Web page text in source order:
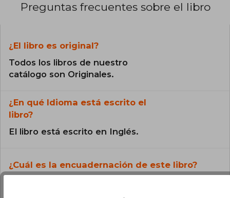
Preguntas frecuentes sobre el libro
¿El libro es original?
Todos los libros de nuestro
catálogo son Originales.
¿En qué Idioma está escrito el
libro?
El libro está escrito en Inglés.
¿Cuál es la encuadernación de este libro?